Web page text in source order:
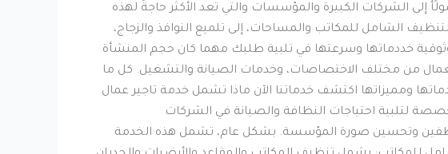
إلى الشركات الكبيرة والمؤسسات والتي تعد الأكثر حاجةً لهذه
الشامل للمكاتب والمساحات، إلى تلميع النوافذ والزجاج،
خددماتها وسرعتها في تلبية طلبك مهما كان حجم المنشأة
من مختلف الاختصاصات، وخدمات الصيانة والتشغيل. كل ما
تاجير عمالة: خدماتها ومميزاتها اكتشف خدماتنا الآن ماذا تشمل خدمة تاجير عمال
لتلبية احتياجات النظافة والصيانة في الشركات
وتحسين صورة المؤسسة. بشكل عام، تشمل هذه الخدمة